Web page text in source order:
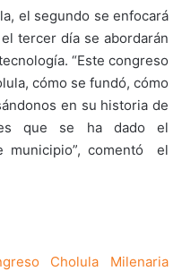
el segundo se enfocará
tercer día se abordarán
“Este congreso
cómo se fundó, cómo
en su historia de
que se ha dado el
municipio”, comentó el
Cholula Milenaria